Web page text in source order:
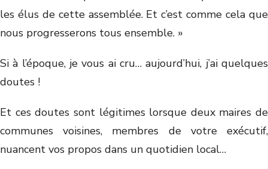
les élus de cette assemblée. Et c’est comme cela que
nous progresserons tous ensemble. »
Si à l’époque, je vous ai cru… aujourd’hui, j’ai quelques
doutes !
Et ces doutes sont légitimes lorsque deux maires de
communes voisines, membres de votre exécutif,
nuancent vos propos dans un quotidien local…